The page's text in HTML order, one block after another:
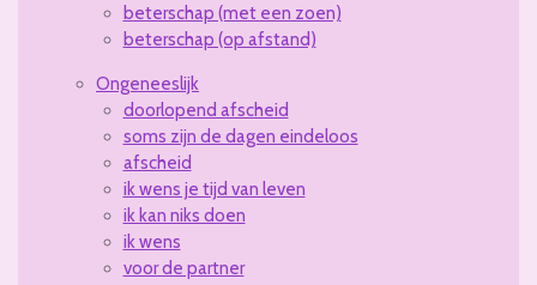
beterschap (met een zoen)
beterschap (op afstand)
Ongeneeslijk
doorlopend afscheid
soms zijn de dagen eindeloos
afscheid
ik wens je tijd van leven
ik kan niks doen
ik wens
voor de partner